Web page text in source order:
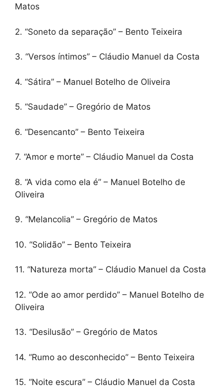
Matos
2. “Soneto da separação” – Bento Teixeira
3. “Versos íntimos” – Cláudio Manuel da Costa
4. “Sátira” – Manuel Botelho de Oliveira
5. “Saudade” – Gregório de Matos
6. “Desencanto” – Bento Teixeira
7. “Amor e morte” – Cláudio Manuel da Costa
8. “A vida como ela é” – Manuel Botelho de
Oliveira
9. “Melancolia” – Gregório de Matos
10. “Solidão” – Bento Teixeira
11. “Natureza morta” – Cláudio Manuel da Costa
12. “Ode ao amor perdido” – Manuel Botelho de
Oliveira
13. “Desilusão” – Gregório de Matos
14. “Rumo ao desconhecido” – Bento Teixeira
15. “Noite escura” – Cláudio Manuel da Costa